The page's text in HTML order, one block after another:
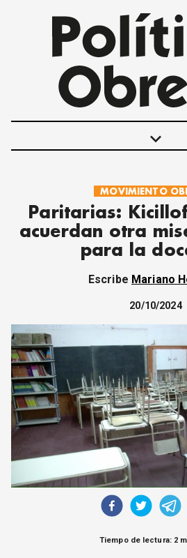
keyboard_arrow_down
POLÍTICAS
MOVIMIENTO
MUJER
SOCIEDAD Y
JUVENTUD
CORREO DE
DEBATE
ARCHIVO
OPINIÓN
ALTAMIRA
Política Obrera
MOVIMIENTO
Paritarias:
acuerdan otra
para la
Escribe Mariano
20/10/2024
Tiempo de lectura: 2